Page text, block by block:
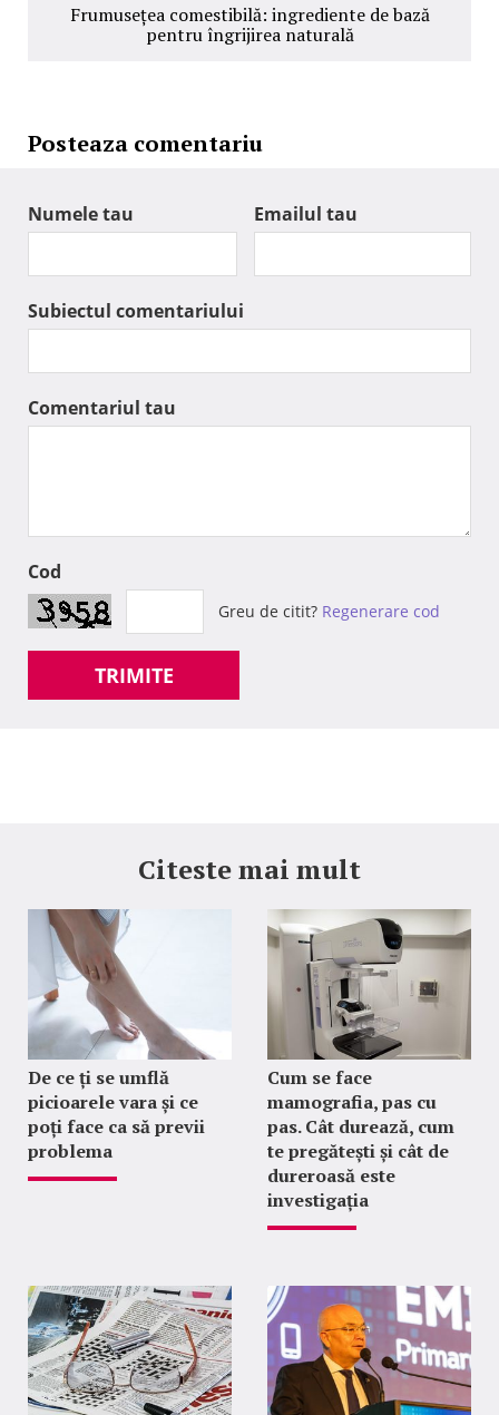
Frumusețea comestibilă: ingrediente de bază
pentru îngrijirea naturală
Posteaza comentariu
Numele tau Emailul tau
Subiectul comentariului
Comentariul tau
Cod
Greu de citit? Regenerare cod
TRIMITE
Citeste mai mult
De ce ți se umflă
picioarele vara și ce
poți face ca să previi
problema
Cum se face
mamografia, pas cu
pas. Cât durează, cum
te pregătești și cât de
dureroasă este
investigația